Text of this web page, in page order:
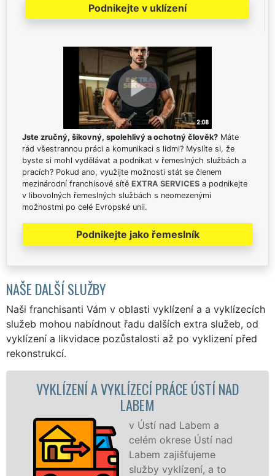
Podnikejte v uklízení
Jste zručný, šikovný, spolehlivý a ochotný člověk? Máte
rád všestrannou práci a komunikaci s lidmi? Myslíte si, že
byste si mohl vydělávat a podnikat v řemeslných službách a
pracích? Pokud ano, využijte možnosti stát se členem
mezinárodní franchisové sítě EXTRA SERVICES a podnikejte
v libovolných řemeslných službách s neomezenými
možnostmi po celé Evropské unii.
Podnikejte jako řemeslník
NAŠE DALŠÍ SLUŽBY
Naši franchisanti Vám v oblasti vyklízení a a vyklízecích
služeb mohou nabídnout řadu dalších extra služeb, od
vyklízení a likvidace pozůstalosti až po vyklizení před
rekonstrukcí.
VYKLÍZECÍ PRÁCE A SLUŽBY ÚSTÍ NAD
LABEM
Společnost EXTRA
VYKLÍZENÍ zajištuje
prostřednictvím
franchisových poboček